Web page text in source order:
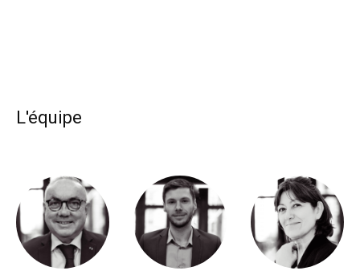
L'équipe